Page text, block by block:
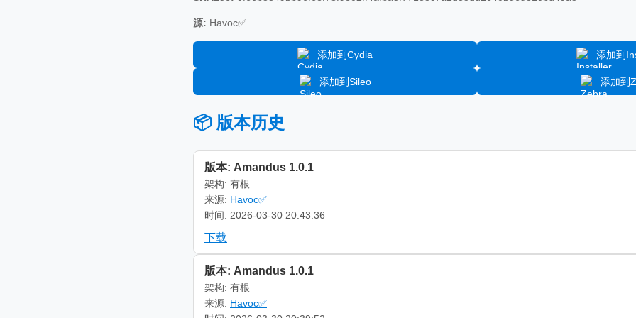
源: Havoc✅
添加到Cydia 添加到
添加到Sileo 添加到
📦 版本历史
版本: Amandus 1.0.1
架构: 有根
来源: Havoc✅
时间: 2026-03-30 20:43:36
下载
版本: Amandus 1.0.1
架构: 有根
来源: Havoc✅